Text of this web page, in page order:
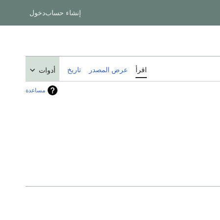
إنشاء حسابدخول
اقرأ عرض المصدر تاريخ أدوات
مساعدة